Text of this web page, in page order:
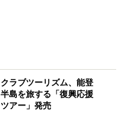
クラブツーリズム、能登
半島を旅する「復興応援
ツアー」発売